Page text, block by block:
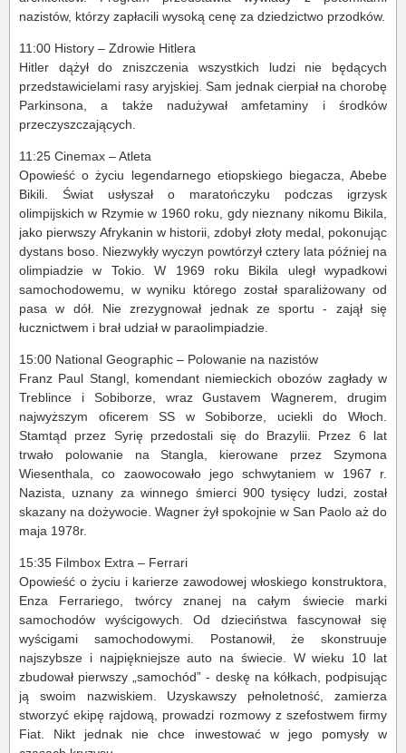
nazistów, którzy zapłacili wysoką cenę za dziedzictwo przodków.
11:00 History – Zdrowie Hitlera
Hitler dążył do zniszczenia wszystkich ludzi nie będących
przedstawicielami rasy aryjskiej. Sam jednak cierpiał na chorobę
Parkinsona, a także nadużywał amfetaminy i środków
przeczyszczających.
11:25 Cinemax – Atleta
Opowieść o życiu legendarnego etiopskiego biegacza, Abebe
Bikili. Świat usłyszał o maratończyku podczas igrzysk
olimpijskich w Rzymie w 1960 roku, gdy nieznany nikomu Bikila,
jako pierwszy Afrykanin w historii, zdobył złoty medal, pokonując
dystans boso. Niezwykły wyczyn powtórzył cztery lata później na
olimpiadzie w Tokio. W 1969 roku Bikila uległ wypadkowi
samochodowemu, w wyniku którego został sparaliżowany od
pasa w dół. Nie zrezygnował jednak ze sportu - zajął się
łucznictwem i brał udział w paraolimpiadzie.
15:00 National Geographic – Polowanie na nazistów
Franz Paul Stangl, komendant niemieckich obozów zagłady w
Treblince i Sobiborze, wraz Gustavem Wagnerem, drugim
najwyższym oficerem SS w Sobiborze, uciekli do Włoch.
Stamtąd przez Syrię przedostali się do Brazylii. Przez 6 lat
trwało polowanie na Stangla, kierowane przez Szymona
Wiesenthala, co zaowocowało jego schwytaniem w 1967 r.
Nazista, uznany za winnego śmierci 900 tysięcy ludzi, został
skazany na dożywocie. Wagner żył spokojnie w San Paolo aż do
maja 1978r.
15:35 Filmbox Extra – Ferrari
Opowieść o życiu i karierze zawodowej włoskiego konstruktora,
Enza Ferrariego, twórcy znanej na całym świecie marki
samochodów wyścigowych. Od dzieciństwa fascynował się
wyścigami samochodowymi. Postanowił, że skonstruuje
najszybsze i najpiękniejsze auto na świecie. W wieku 10 lat
zbudował pierwszy „samochód” - deskę na kółkach, podpisując
ją swoim nazwiskiem. Uzyskawszy pełnoletność, zamierza
stworzyć ekipę rajdową, prowadzi rozmowy z szefostwem firmy
Fiat. Nikt jednak nie chce inwestować w jego pomysły w